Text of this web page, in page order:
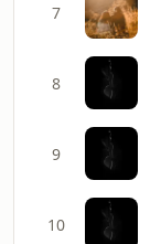
7
8
9
10